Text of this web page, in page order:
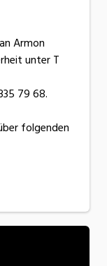
Armon
unter T
79 68.
folgenden